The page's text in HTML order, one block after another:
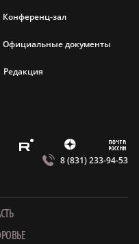
Конференц-зал
Официальные документы
Редакция
E Z m
8 (831) 233-94-53